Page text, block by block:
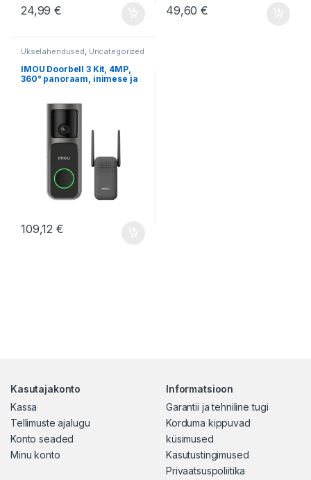
24,99€ 49,60€
Ukselahendused, Uncategorized
IMOU Doorbell 3 Kit, 4MP,
360° panoraam, inimese ja
109,12€
Kasutajakonto
Kassa
Tellimuste ajalugu
Konto seaded
Minu konto
Informatsioon
Garantii ja tehniline tugi
Korduma kippuvad
küsimused
Kasutustingimused
Privaatsuspoliitika